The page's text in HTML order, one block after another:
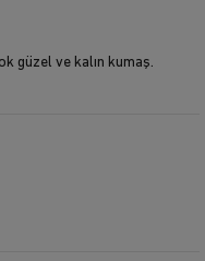
güzel ve kalın kumaş.